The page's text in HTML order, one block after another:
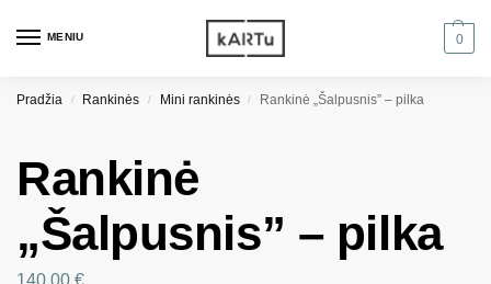
MENIU 0
Pradžia / Rankinės / Mini rankinės / Rankinė „Šalpusnis” – pilka
Rankinė
„Šalpusnis” – pilka
140.00 €